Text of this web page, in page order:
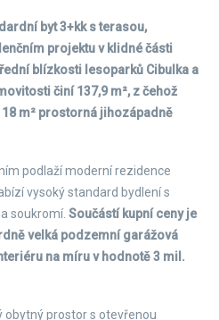
byt 3+kk s terasou,
projektu v klidné části
blízkosti lesoparků Cibulka a
činí 137,9 m², z čehož
m² prostorná jihozápadně
podlaží moderní rezidence
vysoký standard bydlení s
soukromí. Součástí kupní ceny je
velká podzemní garážová
na míru v hodnotě 3 mil.
obytný prostor s otevřenou